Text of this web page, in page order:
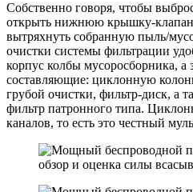
Собственно говоря, чтобы
открыть нижнюю крышку-клапан
вытряхнуть собранную пыль/
очистки системы фильтрации
корпус колбы мусоросборника, а
составляющие: циклонную
грубой очистки, фильтр-диск, а
фильтр патронного типа.
каналов, то есть это честный